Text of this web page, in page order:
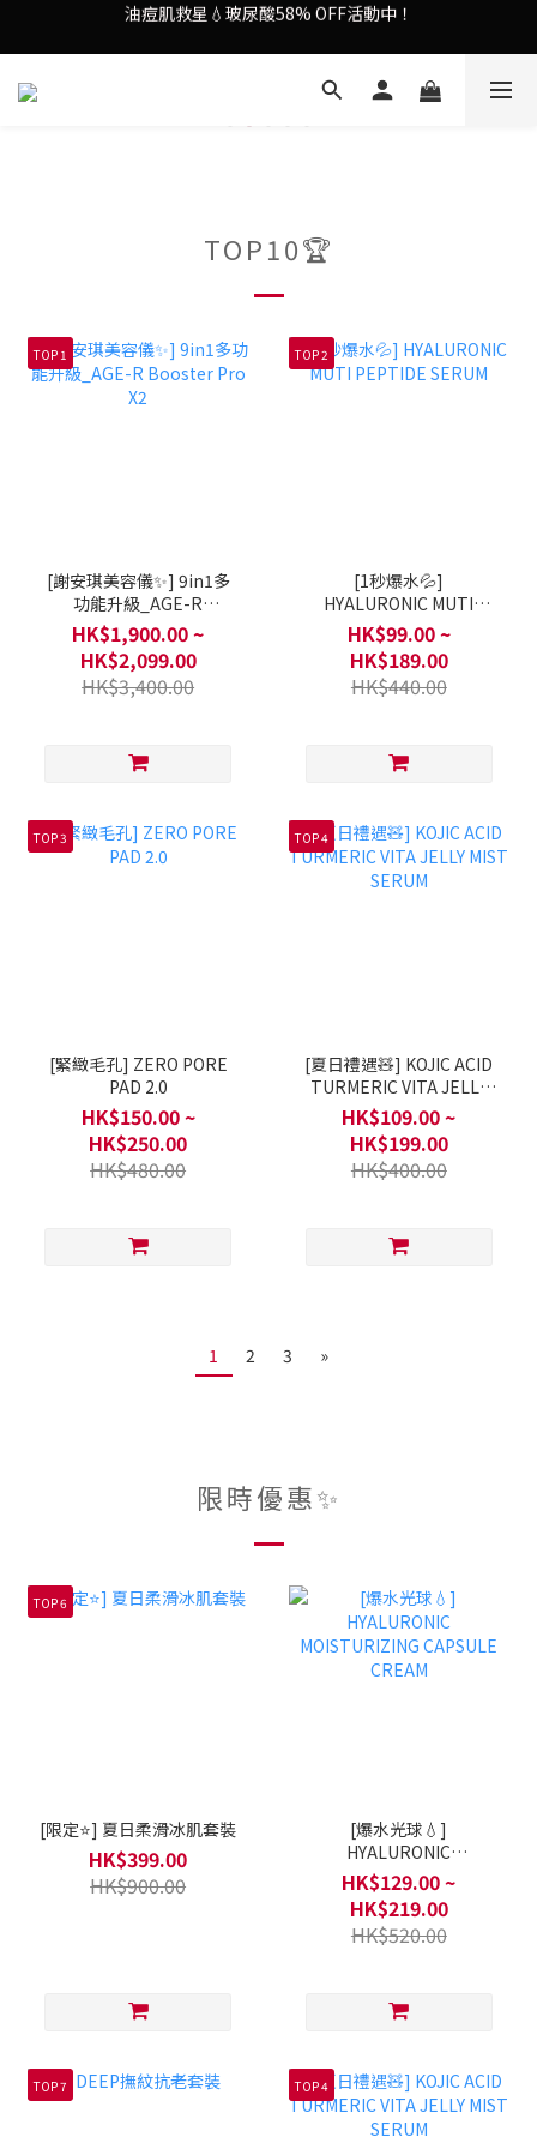
謝安琪愛用美容儀🌸護膚效果UP！
果凍噴霧！一噴即現美白光透肌✨
謝安琪愛用美容儀🌸護膚效果UP！
TOP10🏆
TOP 1
[謝安琪美容儀✨] 9in1多
功能升級_AGE-R
Booster Pro X2
HK$1,900.00 ~
HK$2,099.00
HK$3,400.00
TOP 2
[1秒爆水💦]
HYALURONIC MUTI
PEPTIDE SERUM
HK$99.00 ~
HK$189.00
HK$440.00
TOP 3
[緊緻毛孔] ZERO PORE
PAD 2.0
HK$150.00 ~
HK$250.00
HK$480.00
TOP 4
[夏日禮遇🧸] KOJIC ACID
TURMERIC VITA JELLY
MIST SERUM
HK$109.00 ~
HK$199.00
HK$400.00
1 2 3 »
限時優惠✨
TOP 6
[限定⭐] 夏日柔滑冰肌套裝
HK$399.00
HK$900.00
[爆水光球💧]
HYALURONIC
MOISTURIZING
CAPSULE CREAM
HK$129.00 ~
HK$219.00
HK$520.00
TOP 7 TOP 4